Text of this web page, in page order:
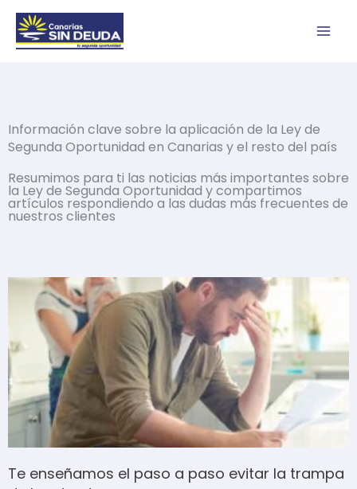
contenido
Información clave sobre la aplicación de la Ley de
Segunda Oportunidad en Canarias y el resto del país
Resumimos para ti las noticias más importantes sobre
la Ley de Segunda Oportunidad y compartimos
artículos respondiendo a las dudas más frecuentes de
nuestros clientes
Te enseñamos el paso a paso evitar la trampa